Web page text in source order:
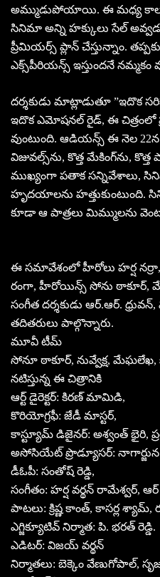
అమ్ముడుపోయాయి. ఈ మధ్య
సినిమా అన్ని హక్కులు సేల్‌
ప్రీమియర్స్‌ ప్లాన్‌ చేస్తున్నాం.
ఎక్స్‌పీరియన్స్‌ ఇస్తుందనే నమ్మకం
దర్శకుడు మాట్లాడుతూ ”ఇదొక
ఇదొక ఎమోషనల్‌ రైడ్‌, ఈ చిత్రంలో
వుంటుంది. ఆడియన్స్‌ ఈ నెల 22న
విజువల్స్‌ను, కొత్త మేకింగ్‌ను,
ముఖ్యంగా పతాక సన్నివేశాలు,
హృదయాలను హత్తుకుంటుంది.
కూడా ఆ పాత్రలు మిమ్ములను
ఈ సమావేశంలో హీరోలు హర్ష నర్రా,
రంగా, హీరోయిన్స్‌ సోను ఠాకూర్‌,
సంగీత దర్శకుడు ఆర్‌.ఆర్‌.
తదితరులు పాల్గొన్నారు.
మూవీ టీమ్‌
సోనూ ఠాకూర్, నువ్వేక్ష, మేఘలేఖ,
నటిస్తున్న ఈ చిత్రానికి
ఆర్ట్ డైరెక్టర్: కిరణ్ మామిడి,
కొరియోగ్రఫీ: జేడీ మాస్టర్,
కాస్ట్యూమ్ డిజైనర్: అశ్వంత్‌ భైరి,
అసోసియేట్ ప్రొడ్యూసర్: నాగార్జున
డీఓపీ: సంతోష్ రెడ్డి,
సంగీతం: హర్ష వర్థన్ రామేశ్వర్,
పాటలు: క్రిష్ణ కాంత్, కాసర్ల
ఎగ్జిక్యూటివ్‌ నిర్మాత: పి. భరత్‌ రెడ్డి.
ఎడిటర్: విజయ్ వర్థన్
నిర్మాతలు: బెక్కెం వేణుగోపాల్,